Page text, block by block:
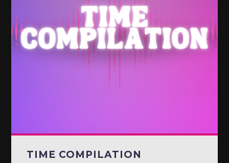
TIME COMPILATION